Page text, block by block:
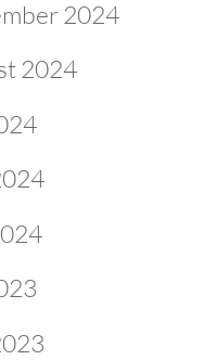
2024
2024